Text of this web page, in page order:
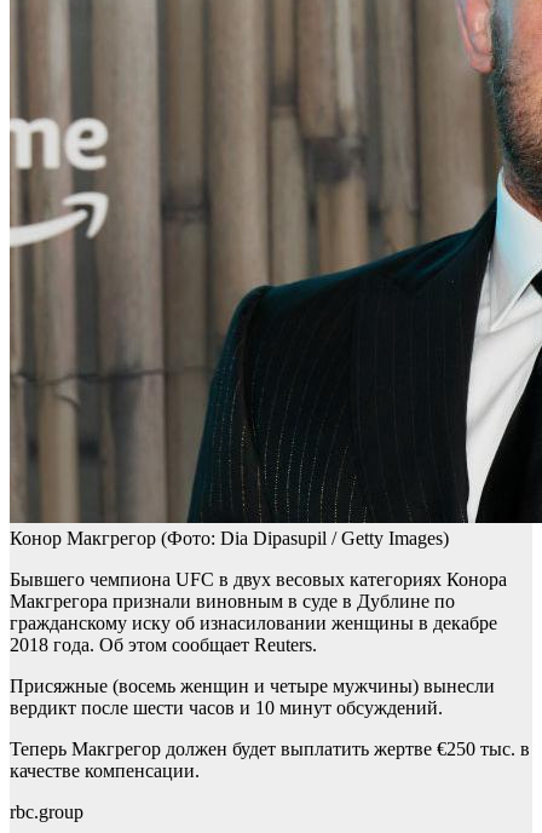
Конор Макгрегор (Фото: Dia Dipasupil / Getty Images)
Бывшего чемпиона UFC в двух весовых категориях Конора
Макгрегора признали виновным в суде в Дублине по
гражданскому иску об изнасиловании женщины в декабре
2018 года. Об этом сообщает Reuters.
Присяжные (восемь женщин и четыре мужчины) вынесли
вердикт после шести часов и 10 минут обсуждений.
Теперь Макгрегор должен будет выплатить жертве €250 тыс. в
качестве компенсации.
rbc.group